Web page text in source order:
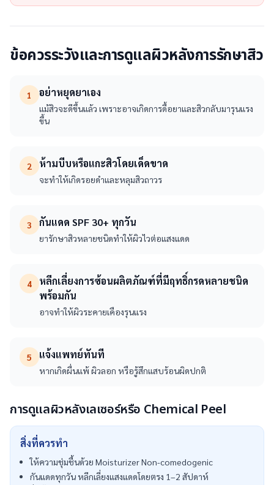
ข้อควรระวังและการดูแลผิวหลังการรักษาสิว
1 อย่าหยุดยาเอง
แม้สิวจะดีขึ้นแล้ว เพราะอาจเกิดการดื้อยาและสิวกลับมารุนแรง
ขึ้น
2 ห้ามบีบหรือแกะสิวโดยเด็ดขาด
จะทำให้เกิดรอยดำและหลุมสิวถาวร
3 กันแดด SPF 30+ ทุกวัน
ยารักษาสิวหลายชนิดทำให้ผิวไวต่อแสงแดด
4
หลีกเลี่ยงการซ้อนผลิตภัณฑ์ที่มีฤทธิ์กรดหลายชนิด
พร้อมกัน
อาจทำให้ผิวระคายเคืองรุนแรง
5 แจ้งแพทย์ทันที
หากเกิดผื่นแพ้ ผิวลอก หรือรู้สึกแสบร้อนผิดปกติ
การดูแลผิวหลังเลเซอร์หรือ Chemical Peel
สิ่งที่ควรทำ
ให้ความชุ่มชื้นด้วย Moisturizer Non-comedogenic
กันแดดทุกวัน หลีกเลี่ยงแสงแดดโดยตรง 1–2 สัปดาห์